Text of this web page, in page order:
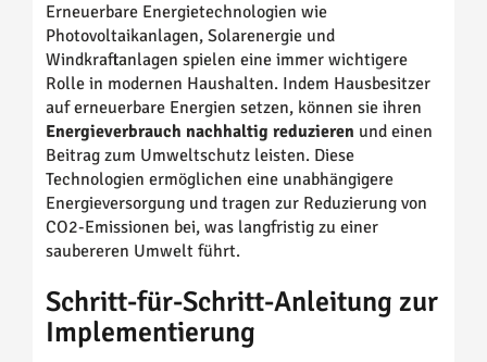
Erneuerbare Energietechnologien wie
Photovoltaikanlagen, Solarenergie und
Windkraftanlagen spielen eine immer wichtigere
Rolle in modernen Haushalten. Indem Hausbesitzer
auf erneuerbare Energien setzen, können sie ihren
Energieverbrauch nachhaltig reduzieren und einen
Beitrag zum Umweltschutz leisten. Diese
Technologien ermöglichen eine unabhängigere
Energieversorgung und tragen zur Reduzierung von
CO2-Emissionen bei, was langfristig zu einer
saubereren Umwelt führt.
Schritt-für-Schritt-Anleitung zur
Implementierung